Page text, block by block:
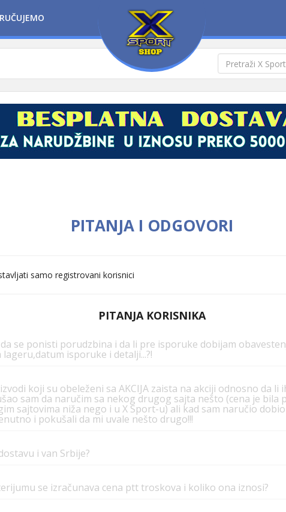
PITANJA I ODGOVORI
samo registrovani korisnici
PITANJA KORISNIKA
se ponisti porudzbina i da li pre isporuke dobijam
isporuke i detalji...?!
koji su obeleženi sa AKCIJA zaista na akciji odnosno da li
sam da naručim sa nekog drugog sajta nešto (cena je bila
sajtovima niža nego i u X Sport-u) ali kad sam naručio
i pokušali da mi uvale nešto drugo!!!
i van Srbije?
se izračunava cena ptt troskova i koliko ona iznosi?